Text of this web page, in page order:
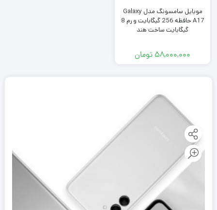
موبایل سامسونگ مدل Galaxy
A17 حافظه 256 گیگابایت و رم 8
گیگابایت ساخت هند
۵۸,۰۰۰,۰۰۰تومان